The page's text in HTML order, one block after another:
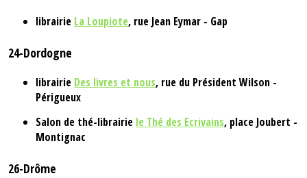
librairie La Loupiote, rue Jean Eymar - Gap
24-Dordogne
librairie Des livres et nous, rue du Président Wilson -
Périgueux
Salon de thé-librairie le Thé des Ecrivains, place Joubert -
Montignac
26-Drôme